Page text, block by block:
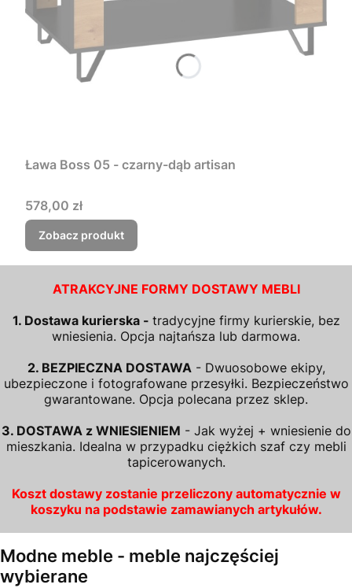
Ława Boss 05 - czarny-dąb artisan
Cena
578,00 zł
Zobacz produkt
ATRAKCYJNE FORMY DOSTAWY MEBLI
1. Dostawa kurierska - tradycyjne firmy kurierskie, bez
wniesienia. Opcja najtańsza lub darmowa.
2. BEZPIECZNA DOSTAWA- Dwuosobowe ekipy,
ubezpieczone i fotografowane przesyłki. Bezpieczeństwo
gwarantowane. Opcja polecana przez sklep.
3. DOSTAWA z WNIESIENIEM - Jak wyżej + wniesienie do
mieszkania. Idealna w przypadku ciężkich szaf czy mebli
tapicerowanych.
Koszt dostawy zostanie przeliczony automatycznie w
koszyku na podstawie zamawianych artykułów.
Modne meble - meble najczęściej
wybierane